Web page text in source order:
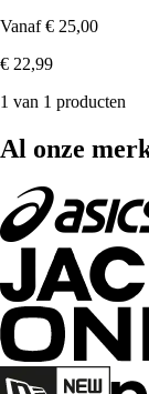
Vanaf € 25,00
€ 22,99
1 van 1 producten
Al onze